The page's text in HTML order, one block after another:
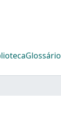
Glossário